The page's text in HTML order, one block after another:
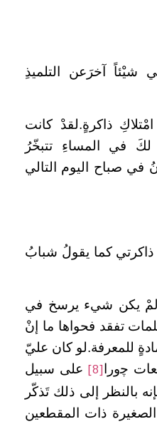
شيْئاً آخرَعن التلميذِ
ذاكرةٍ.لقدْ كانت
لكَ في المساءِ تتبخّرُ
في صباح اليوم التالي
كما يقولُ شبابُ
يكن شيء يرسخ في
تفقد فحواها ما إنْ
للمعرفة.لو كان عليّ
ﭼورا
[8] على سبيل
بالنظر إلى ذلك تَذكّر
ذات المقطعين